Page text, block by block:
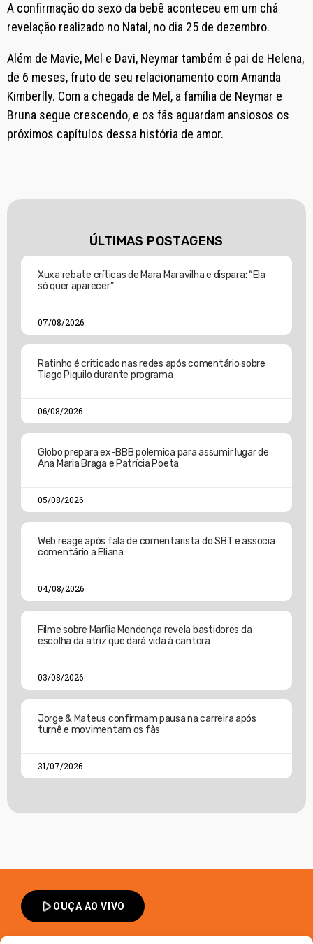
A confirmação do sexo da bebê aconteceu em um chá
revelação realizado no Natal, no dia 25 de dezembro.
Além de Mavie, Mel e Davi, Neymar também é pai de Helena,
de 6 meses, fruto de seu relacionamento com Amanda
Kimberlly. Com a chegada de Mel, a família de Neymar e
Bruna segue crescendo, e os fãs aguardam ansiosos os
próximos capítulos dessa história de amor.
ÚLTIMAS POSTAGENS
Xuxa rebate críticas de Mara Maravilha e dispara: “Ela
só quer aparecer”
07/08/2026
Ratinho é criticado nas redes após comentário sobre
Tiago Piquilo durante programa
06/08/2026
Globo prepara ex-BBB polemica para assumir lugar de
Ana Maria Braga e Patrícia Poeta
05/08/2026
Web reage após fala de comentarista do SBT e associa
comentário a Eliana
04/08/2026
Filme sobre Marília Mendonça revela bastidores da
escolha da atriz que dará vida à cantora
03/08/2026
Jorge & Mateus confirmam pausa na carreira após
turnê e movimentam os fãs
31/07/2026
play_arrowOUÇA AO VIVO